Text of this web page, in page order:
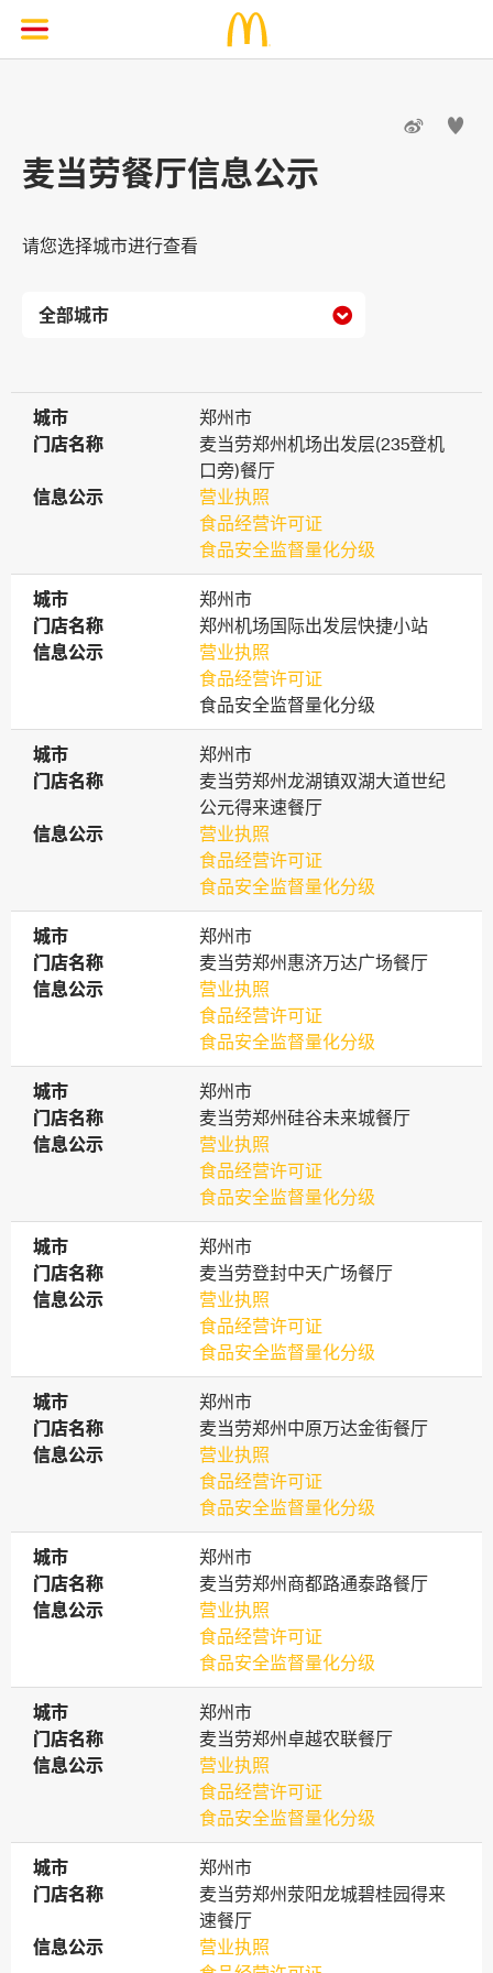
 
麦当劳餐厅信息公示
请您选择城市进行查看

城市
城市
郑州市
门店名称
门店名称
麦当劳郑州机场出发层(235登机
口旁)餐厅
信息公示
信息公示
营业执照
食品经营许可证
食品安全监督量化分级
城市
城市
郑州市
门店名称
门店名称
郑州机场国际出发层快捷小站
信息公示
信息公示
营业执照
食品经营许可证
食品安全监督量化分级
城市
城市
郑州市
门店名称
门店名称
麦当劳郑州龙湖镇双湖大道世纪
公元得来速餐厅
信息公示
信息公示
营业执照
食品经营许可证
食品安全监督量化分级
城市
城市
郑州市
门店名称
门店名称
麦当劳郑州惠济万达广场餐厅
信息公示
信息公示
营业执照
食品经营许可证
食品安全监督量化分级
城市
城市
郑州市
门店名称
门店名称
麦当劳郑州硅谷未来城餐厅
信息公示
信息公示
营业执照
食品经营许可证
食品安全监督量化分级
城市
城市
郑州市
门店名称
门店名称
麦当劳登封中天广场餐厅
信息公示
信息公示
营业执照
食品经营许可证
食品安全监督量化分级
城市
城市
郑州市
门店名称
门店名称
麦当劳郑州中原万达金街餐厅
信息公示
信息公示
营业执照
食品经营许可证
食品安全监督量化分级
城市
城市
郑州市
门店名称
门店名称
麦当劳郑州商都路通泰路餐厅
信息公示
信息公示
营业执照
食品经营许可证
食品安全监督量化分级
城市
城市
郑州市
门店名称
门店名称
麦当劳郑州卓越农联餐厅
信息公示
信息公示
营业执照
食品经营许可证
食品安全监督量化分级
城市
城市
郑州市
门店名称
门店名称
麦当劳郑州荥阳龙城碧桂园得来
速餐厅
信息公示
信息公示
营业执照